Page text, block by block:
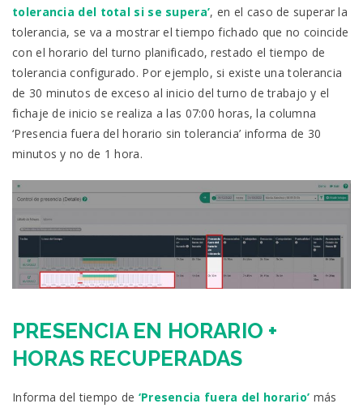
tolerancia del total si se supera’, en el caso de superar la
tolerancia, se va a mostrar el tiempo fichado que no coincide
con el horario del turno planificado, restado el tiempo de
tolerancia configurado. Por ejemplo, si existe una tolerancia
de 30 minutos de exceso al inicio del turno de trabajo y el
fichaje de inicio se realiza a las 07:00 horas, la columna
‘Presencia fuera del horario sin tolerancia’ informa de 30
minutos y no de 1 hora.
PRESENCIA EN HORARIO +
HORAS RECUPERADAS
Informa del tiempo de ‘Presencia fuera del horario’ más